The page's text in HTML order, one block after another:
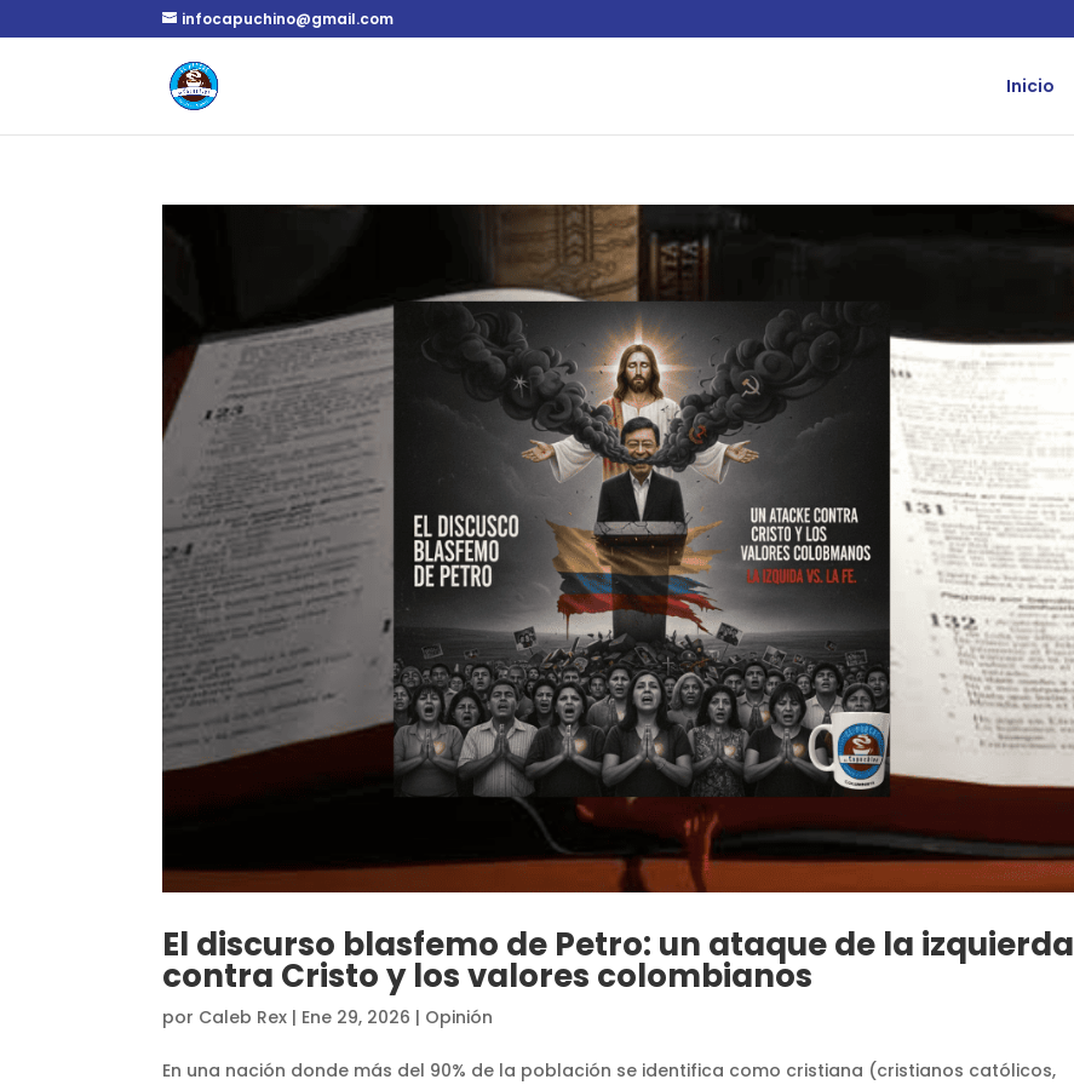
infocapuchino@gmail.com
Inicio
El discurso blasfemo de Petro: un ataque de la izquierda
contra Cristo y los valores colombianos
por Caleb Rex | Ene 29, 2026 | Opinión
En una nación donde más del 90% de la población se identifica como cristiana (cristianos católicos,